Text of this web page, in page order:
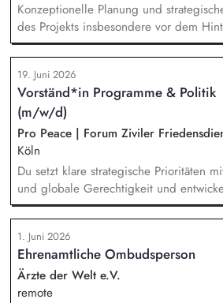
Konzeptionelle Planung und
des Projekts insbesondere vor dem
politischer Entwicklungen in den
Öffentlichkeitsarbeit Print und web in
Vertretung des Projekts bei Vorträgen,
Fundraisingveranstaltungen,
Privatspendenfundraisings,
und das Gewinnen von (neuen)
und Begleitung der etwa jährlich
Dialogseminare.
19. Juni 2026
Vorständ*in Programme & Politik
(m/w/d)
Pro Peace | Forum Ziviler
Köln
Du setzt klare strategische Prioritäten
und globale Gerechtigkeit und
Phase der Neuausrichtung
die Programme im In- und Ausland,
die Akademie für Konflikttransformation
methodischen Ansatz gemeinsam mit
kontinuierlich weiter. Du sicherst und
Einnahmen und verantwortest das
1. Juni 2026
Ehrenamtliche Ombudsperson
Ärzte der Welt e.V.
remote